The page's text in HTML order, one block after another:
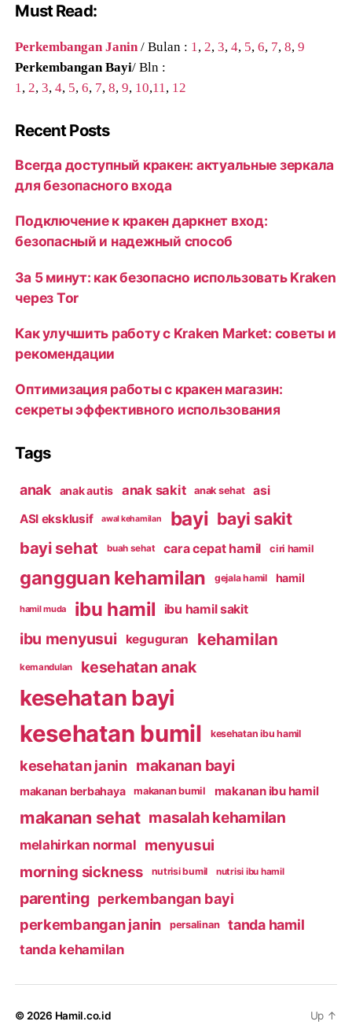
Must Read:
Perkembangan Janin / Bulan : 1 , 2,3,4, 5,6, 7,8,9
Perkembangan Bayi/ Bln :
1 , 2,3,4, 5,6, 7,8,9, 10,11 , 12
Recent Posts
Всегда доступный кракен: актуальные зеркала
для безопасного входа
Подключение к кракен даркнет вход:
безопасный и надежный способ
За 5 минут: как безопасно использовать Kraken
через Tor
Как улучшить работу с Kraken Market: советы и
рекомендации
Оптимизация работы с кракен магазин:
секреты эффективного использования
Tags
anak anak autis anak sakit anak sehat
asi
ASI eksklusif
awal kehamilan bayi bayi sakit
bayi sehat buah sehat cara cepat hamil ciri hamil
gangguan kehamilan gejala hamil hamil
hamil muda ibu hamil ibu hamil sakit
ibu menyusui keguguran kehamilan
kemandulan kesehatan anak
kesehatan bayi
kesehatan bumil kesehatan ibu hamil
kesehatan janin makanan bayi
makanan berbahaya makanan bumil makanan ibu hamil
makanan sehat masalah kehamilan
melahirkan normal menyusui
morning sickness nutrisi bumil nutrisi ibu hamil
parenting perkembangan bayi
perkembangan janin
persalinan tanda hamil
tanda kehamilan
© 2026 Hamil.co.id Up ↑